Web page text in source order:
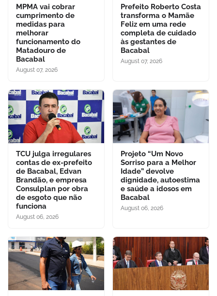
MPMA vai cobrar
cumprimento de
medidas para
melhorar
funcionamento do
Matadouro de
Bacabal
August 07, 2026
Prefeito Roberto Costa
transforma o Mamãe
Feliz em uma rede
completa de cuidado
às gestantes de
Bacabal
August 07, 2026
TCU julga irregulares
contas de ex-prefeito
de Bacabal, Edvan
Brandão, e empresa
Consulplan por obra
de esgoto que não
funciona
August 06, 2026
Projeto “Um Novo
Sorriso para a Melhor
Idade” devolve
dignidade, autoestima
e saúde a idosos em
Bacabal
August 06, 2026